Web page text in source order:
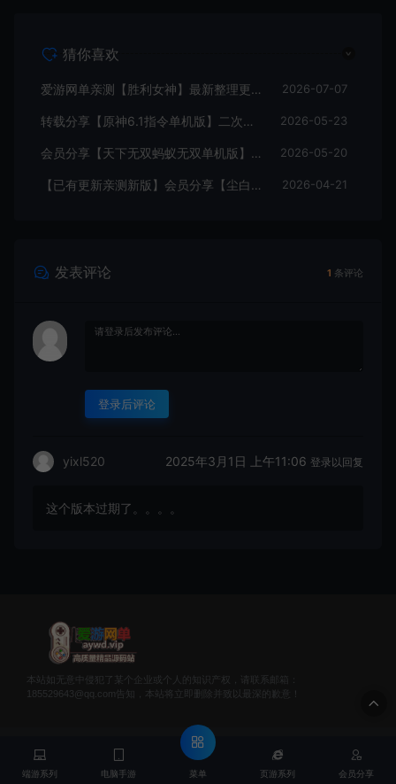
猜你喜欢
爱游网单亲测【胜利女神】最新整理更新第7版148.10.5NIKKE胜利女神妮姬单机版方舟活动148版本官服GM可无限抽卡全剧情免虚拟机一键端视频安装教学 2026-07-07
转载分享【原神6.1指令单机版】二次元网游单机版 指令模拟端 登录 战斗 地图 魔物 背包 抽卡 商店 MOD 未亲测图文教学 2026-05-23
会员分享【天下无双蚂蚁无双单机版】最新整理单机版本 带GM命令后台 武侠怀旧网游 免虚拟机一键端 配套视频教学 2026-05-20
【已有更新亲测新版】会员分享【尘白单机版】二次元射击类网游单机版一键端 2026-04-21
发表评论 1 条评论
登录后评论
yixl520 2025年3月1日 上午11:06 登录以回复
这个版本过期了。。。。
本站如无意中侵犯了某个企业或个人的知识产权，请联系邮箱：
185529643@qq.com告知，本站将立即删除并致以最深的歉意！
© 2020 爱游网单 - AYWD.VIP & WANGDAN Theme. All rights
reserved
端游系列 电脑手游 菜单 页游系列 会员分享